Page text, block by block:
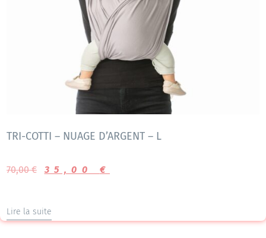
TRI-COTTI – NUAGE D’ARGENT – L
70,00€ 35,00 €
Lire la suite